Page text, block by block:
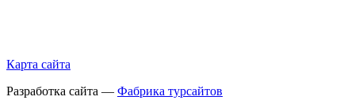
Карта сайта
Разработка сайта — Фабрика турсайтов